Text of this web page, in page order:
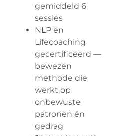
gemiddeld 6
sessies
NLP en
Lifecoaching
gecertificeerd —
bewezen
methode die
werkt op
onbewuste
patronen én
gedrag